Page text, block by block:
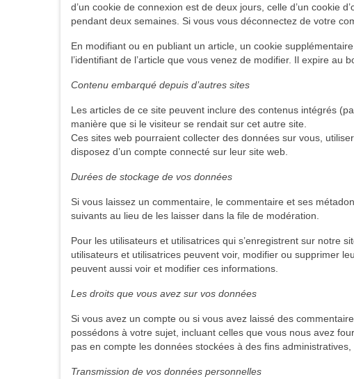
d’un cookie de connexion est de deux jours, celle d’un cookie
pendant deux semaines. Si vous vous déconnectez de votre
En modifiant ou en publiant un article, un cookie
l’identifiant de l’article que vous venez de modifier. Il expire au
Contenu embarqué depuis d’autres sites
Les articles de ce site peuvent inclure des contenus intégrés
manière que si le visiteur se rendait sur cet autre site.
Ces sites web pourraient collecter des données sur vous,
disposez d’un compte connecté sur leur site web.
Durées de stockage de vos données
Si vous laissez un commentaire, le commentaire et ses
suivants au lieu de les laisser dans la file de modération.
Pour les utilisateurs et utilisatrices qui s’enregistrent sur notre
utilisateurs et utilisatrices peuvent voir, modifier ou supprimer
peuvent aussi voir et modifier ces informations.
Les droits que vous avez sur vos données
Si vous avez un compte ou si vous avez laissé des
possédons à votre sujet, incluant celles que vous nous avez
pas en compte les données stockées à des fins
Transmission de vos données personnelles